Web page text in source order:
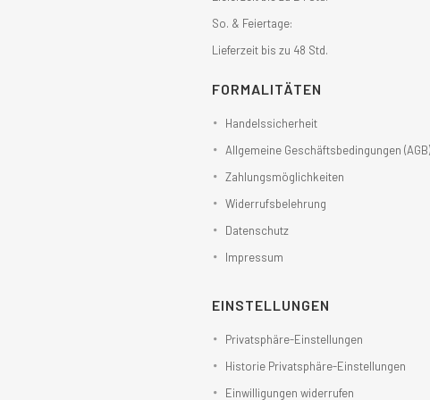
So. & Feiertage:
Lieferzeit bis zu 48 Std.
FORMALITÄTEN
Handelssicherheit
Allgemeine Geschäftsbedingungen (AGB)
Zahlungsmöglichkeiten
Widerrufsbelehrung
Datenschutz
Impressum
EINSTELLUNGEN
Privatsphäre-Einstellungen
Historie Privatsphäre-Einstellungen
Einwilligungen widerrufen